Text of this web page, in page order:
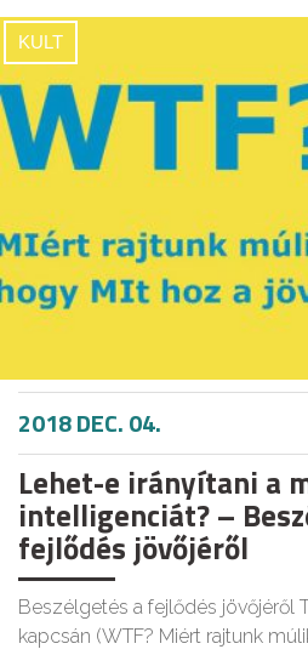
KULT
2018 DEC. 04.
Lehet-e irányítani a
intelligenciát? –
fejlődés jövőjéről
Beszélgetés a fejlődés jövőjéről
kapcsán (WTF? Miért rajtunk